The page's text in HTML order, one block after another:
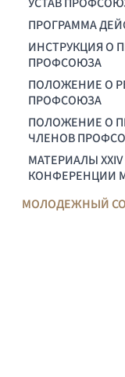
ПРОГРАММА
ИНСТРУКЦИЯ О
ПРОФСОЮЗА
ПОЛОЖЕНИЕ О
ПРОФСОЮЗА
ПОЛОЖЕНИЕ О
ЧЛЕНОВ
МАТЕРИАЛЫ
КОНФЕРЕНЦИИ
МОЛОДЕЖНЫЙ